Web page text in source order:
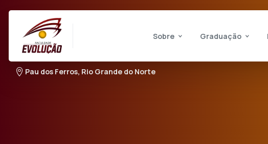
Sobre Graduação
Pau dos Ferros, Rio Grande do Norte